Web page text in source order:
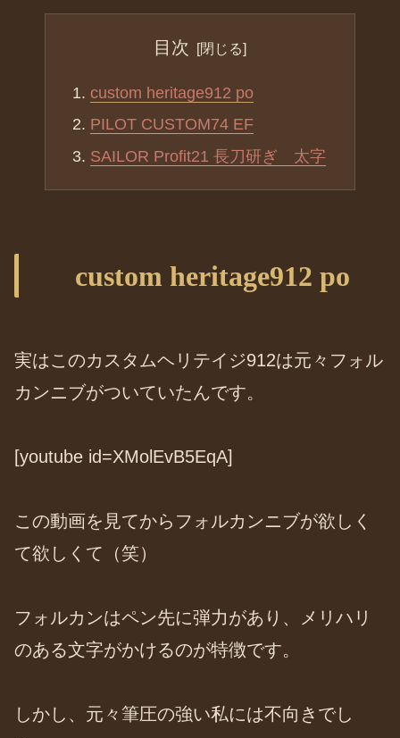
目次
custom heritage912 po
PILOT CUSTOM74 EF
SAILOR Profit21 長刀研ぎ 太字
custom heritage912 po
実はこのカスタムヘリテイジ912は元々フォル
カンニブがついていたんです。
[youtube id=XMolEvB5EqA]
この動画を見てからフォルカンニブが欲しく
て欲しくて（笑）
フォルカンはペン先に弾力があり、メリハリ
のある文字がかけるのが特徴です。
しかし、元々筆圧の強い私には不向きでし